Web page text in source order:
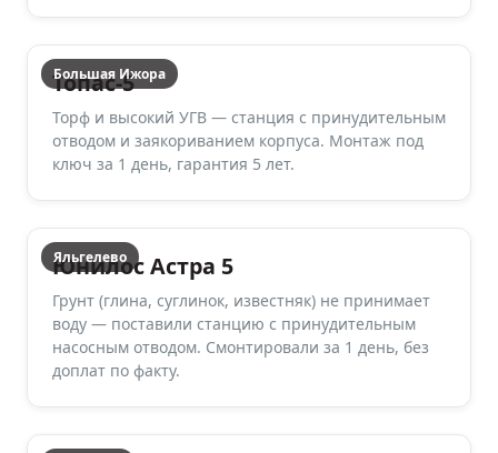
Большая Ижора
Топас-5
Торф и высокий УГВ — станция с принудительным
отводом и заякориванием корпуса. Монтаж под
ключ за 1 день, гарантия 5 лет.
Яльгелево
Юнилос Астра 5
Грунт (глина, суглинок, известняк) не принимает
воду — поставили станцию с принудительным
насосным отводом. Смонтировали за 1 день, без
доплат по факту.